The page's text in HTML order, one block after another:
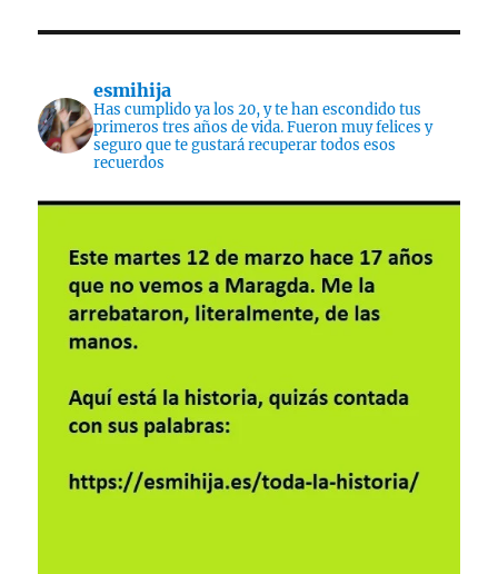
esmihija
Has cumplido ya los 20, y te han escondido tus
primeros tres años de vida. Fueron muy felices y
seguro que te gustará recuperar todos esos
recuerdos